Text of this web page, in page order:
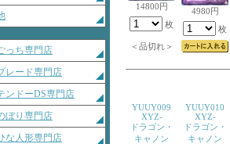
っち専門店
レード専門店
ンドーDS専門店
ぼり専門店
な人形専門店
14800円
枚
＜品切れ＞
4980円
枚
YUUY009
XYZ-
ドラゴン・
キャノン
YUUY010
XYZ-
ドラゴン・
キャノン